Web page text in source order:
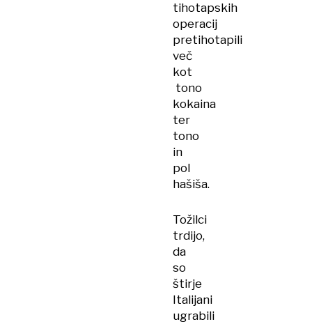
tihotapskih
operacij
pretihotapili
več
kot
tono
kokaina
ter
tono
in
pol
hašiša.
Tožilci
trdijo,
da
so
štirje
Italijani
ugrabili